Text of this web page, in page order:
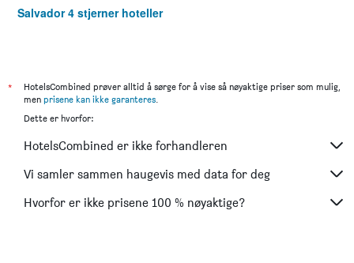
Salvador 4 stjerner hoteller
*
HotelsCombined prøver alltid å sørge for å vise så nøyaktige priser som mulig,
men prisene kan ikke garanteres.
Dette er hvorfor:
HotelsCombined er ikke forhandleren
Vi samler sammen haugevis med data for deg
Hvorfor er ikke prisene 100 % nøyaktige?